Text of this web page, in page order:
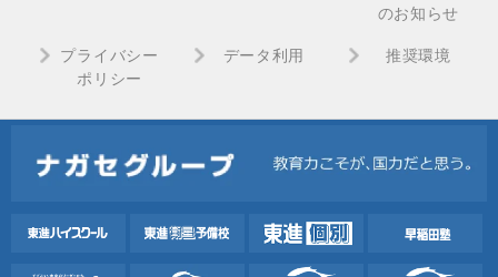
のお知らせ
プライバシー
ポリシー
データ利用 推奨環境